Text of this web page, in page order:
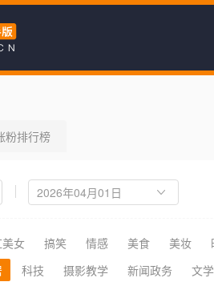
粉排行榜
女 搞笑 情感 美食 美妆
科技 摄影教学 新闻政务 文